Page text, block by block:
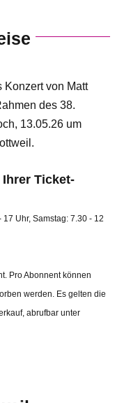
Konzert von Matt
des 38.
13.05.26 um
Ticket-
Uhr, Samstag: 7.30 - 12
Pro Abonnent können
werden. Es gelten die
abrufbar unter